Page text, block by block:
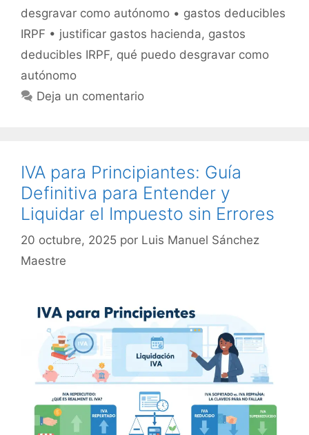
desgravar como autónomo • gastos deducibles
IRPF • justificar gastos hacienda, gastos
deducibles IRPF, qué puedo desgravar como
autónomo
Deja un comentario
IVA para Principiantes: Guía
Definitiva para Entender y
Liquidar el Impuesto sin Errores
20 octubre, 2025 por Luis Manuel Sánchez
Maestre